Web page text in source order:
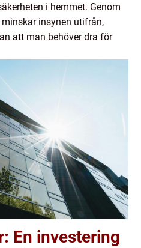
i hemmet. Genom
insynen utifrån,
att man behöver dra för
En investering